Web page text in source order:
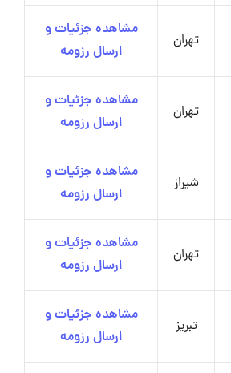
تهران
مشاهده جزئیات و
ارسال رزومه
تهران
مشاهده جزئیات و
ارسال رزومه
شیراز
مشاهده جزئیات و
ارسال رزومه
تهران
مشاهده جزئیات و
ارسال رزومه
تبریز
مشاهده جزئیات و
ارسال رزومه